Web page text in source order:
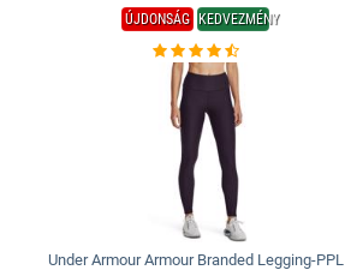
ÚJDONSÁG KEDVEZMÉNY
Under Armour Armour Branded Legging-PPL